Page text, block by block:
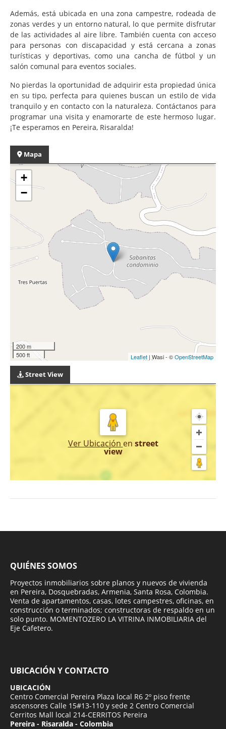
Además, está ubicada en una zona campestre, rodeada de
zonas verdes y un entorno natural, lo que permite disfrutar
de las actividades al aire libre. También cuenta con acceso
para personas con discapacidad y está cercana a zonas
turísticas y deportivas, como una cancha de fútbol y un
salón comunal para eventos sociales.
No pierdas la oportunidad de adquirir esta propiedad única
en su tipo, perfecta para quienes buscan un estilo de vida
tranquilo y en contacto con la naturaleza. Contáctanos para
programar una visita y enamorarte de este hermoso lugar.
¡Te esperamos en Pereira, Risaralda!
Mapa
+
−
200 m
500 ft
Leaflet | Wasi - ©OpenStreetMap
Street View
Ver Ubicación en street
view
QUIÉNES SOMOS
Proyectos inmobiliarios sobre planos y nuevos de vivienda
en Pereira, Dosquebradas, Armenia, Santa Rosa, Colombia.
Venta de apartamentos, casas, lotes campestres, oficinas, en
construcción o terminados; constructoras de respaldo en un
solo punto. MOMENTOZERO LA VITRINA INMOBILIARIA del
Eje Cafetero.
UBICACIÓN Y CONTACTO
UBICACIÓN
Centro Comercial Pereira Plaza local R6 2º piso frente
ascensores Calle 15#13-110 y sede 2 Centro Comercial
Cerritos Mall local 214-CERRITOS Pereira
Pereira - Risaralda - Colombia